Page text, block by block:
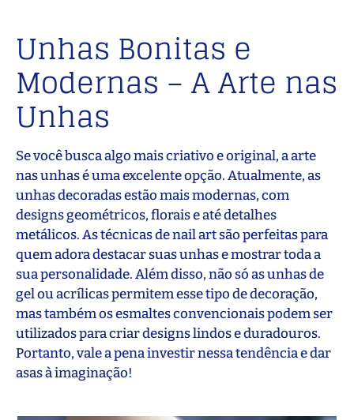
Unhas Bonitas e
Modernas – A Arte nas
Unhas
Se você busca algo mais criativo e original, a arte
nas unhas é uma excelente opção. Atualmente, as
unhas decoradas estão mais modernas, com
designs geométricos, florais e até detalhes
metálicos. As técnicas de nail art são perfeitas para
quem adora destacar suas unhas e mostrar toda a
sua personalidade. Além disso, não só as unhas de
gel ou acrílicas permitem esse tipo de decoração,
mas também os esmaltes convencionais podem ser
utilizados para criar designs lindos e duradouros.
Portanto, vale a pena investir nessa tendência e dar
asas à imaginação!